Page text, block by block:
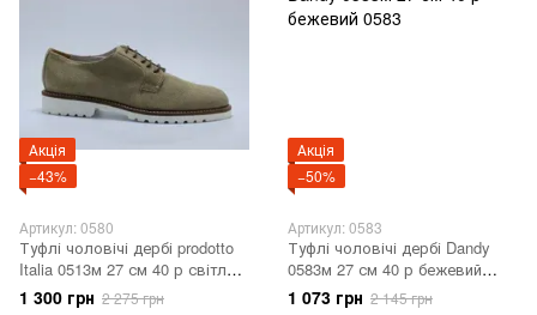
Акція
−43%
Артикул: 0580
Туфлі чоловічі дербі prodotto
Italia 0513м 27 см 40 р світло-
коричневий 0580
1 300 грн 2 275 грн
Акція
−50%
Артикул: 0583
Туфлі чоловічі дербі Dandy
0583м 27 см 40 р бежевий
0583
1 073 грн 2 145 грн